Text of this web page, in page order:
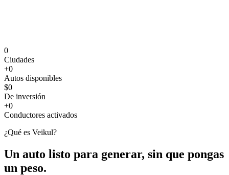
0
Ciudades
+0
Autos disponibles
$0
De inversión
+0
Conductores activados
¿Qué es Veikul?
Un auto listo para generar, sin que pongas
un peso.